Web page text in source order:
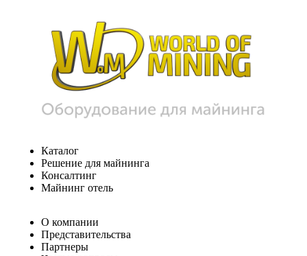
Каталог
Решение для майнинга
Консалтинг
Майнинг отель
О компании
Представительства
Партнеры